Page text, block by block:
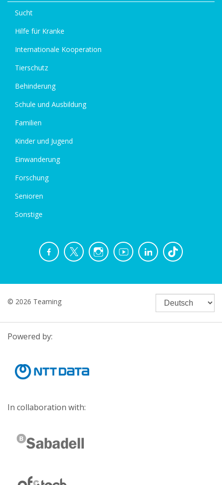
Sucht
Hilfe für Kranke
Internationale Kooperation
Tierschutz
Behinderung
Schule und Ausbildung
Familien
Kinder und Jugend
Einwanderung
Forschung
Senioren
Sonstige
© 2026 Teaming
Powered by:
In collaboration with: